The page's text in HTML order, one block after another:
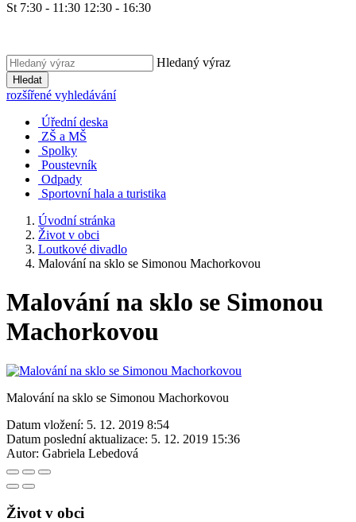
St 7:30 - 11:30 12:30 - 16:30
Hledaný výraz
Hledat
rozšířené vyhledávání
Úřední deska
ZŠ a MŠ
Spolky
Poustevník
Odpady
Sportovní hala a turistika
Úvodní stránka
Život v obci
Loutkové divadlo
Malování na sklo se Simonou Machorkovou
Malování na sklo se Simonou
Machorkovou
Malování na sklo se Simonou Machorkovou
Datum vložení: 5. 12. 2019 8:54
Datum poslední aktualizace: 5. 12. 2019 15:36
Autor: Gabriela Lebedová
Život v obci